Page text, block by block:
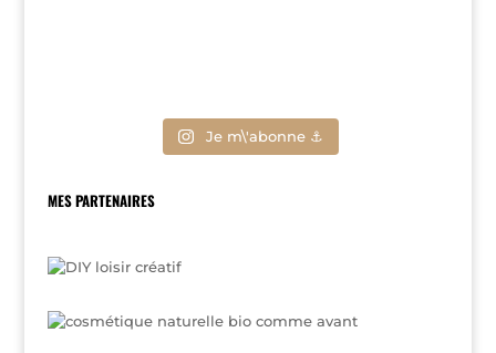
Je m\'abonne ⚓
MES PARTENAIRES